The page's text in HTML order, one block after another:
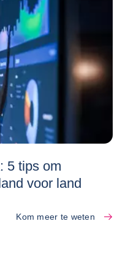
5 tips om
voor land
Kom meer te weten